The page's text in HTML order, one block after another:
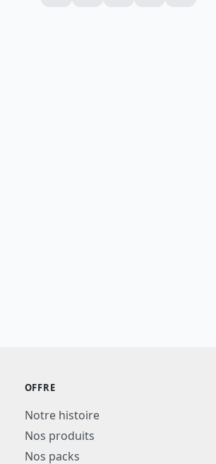
OFFRE
Notre histoire
Nos produits
Nos packs